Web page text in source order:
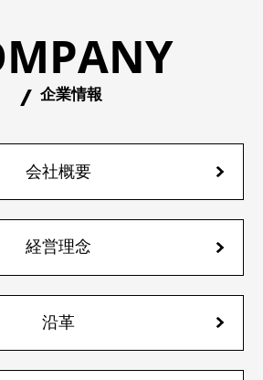
企業情報
会社概要
経営理念
沿革